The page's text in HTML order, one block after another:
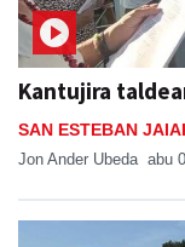
Kantujira
SAN ESTEBAN
Jon Ander Ubeda abu